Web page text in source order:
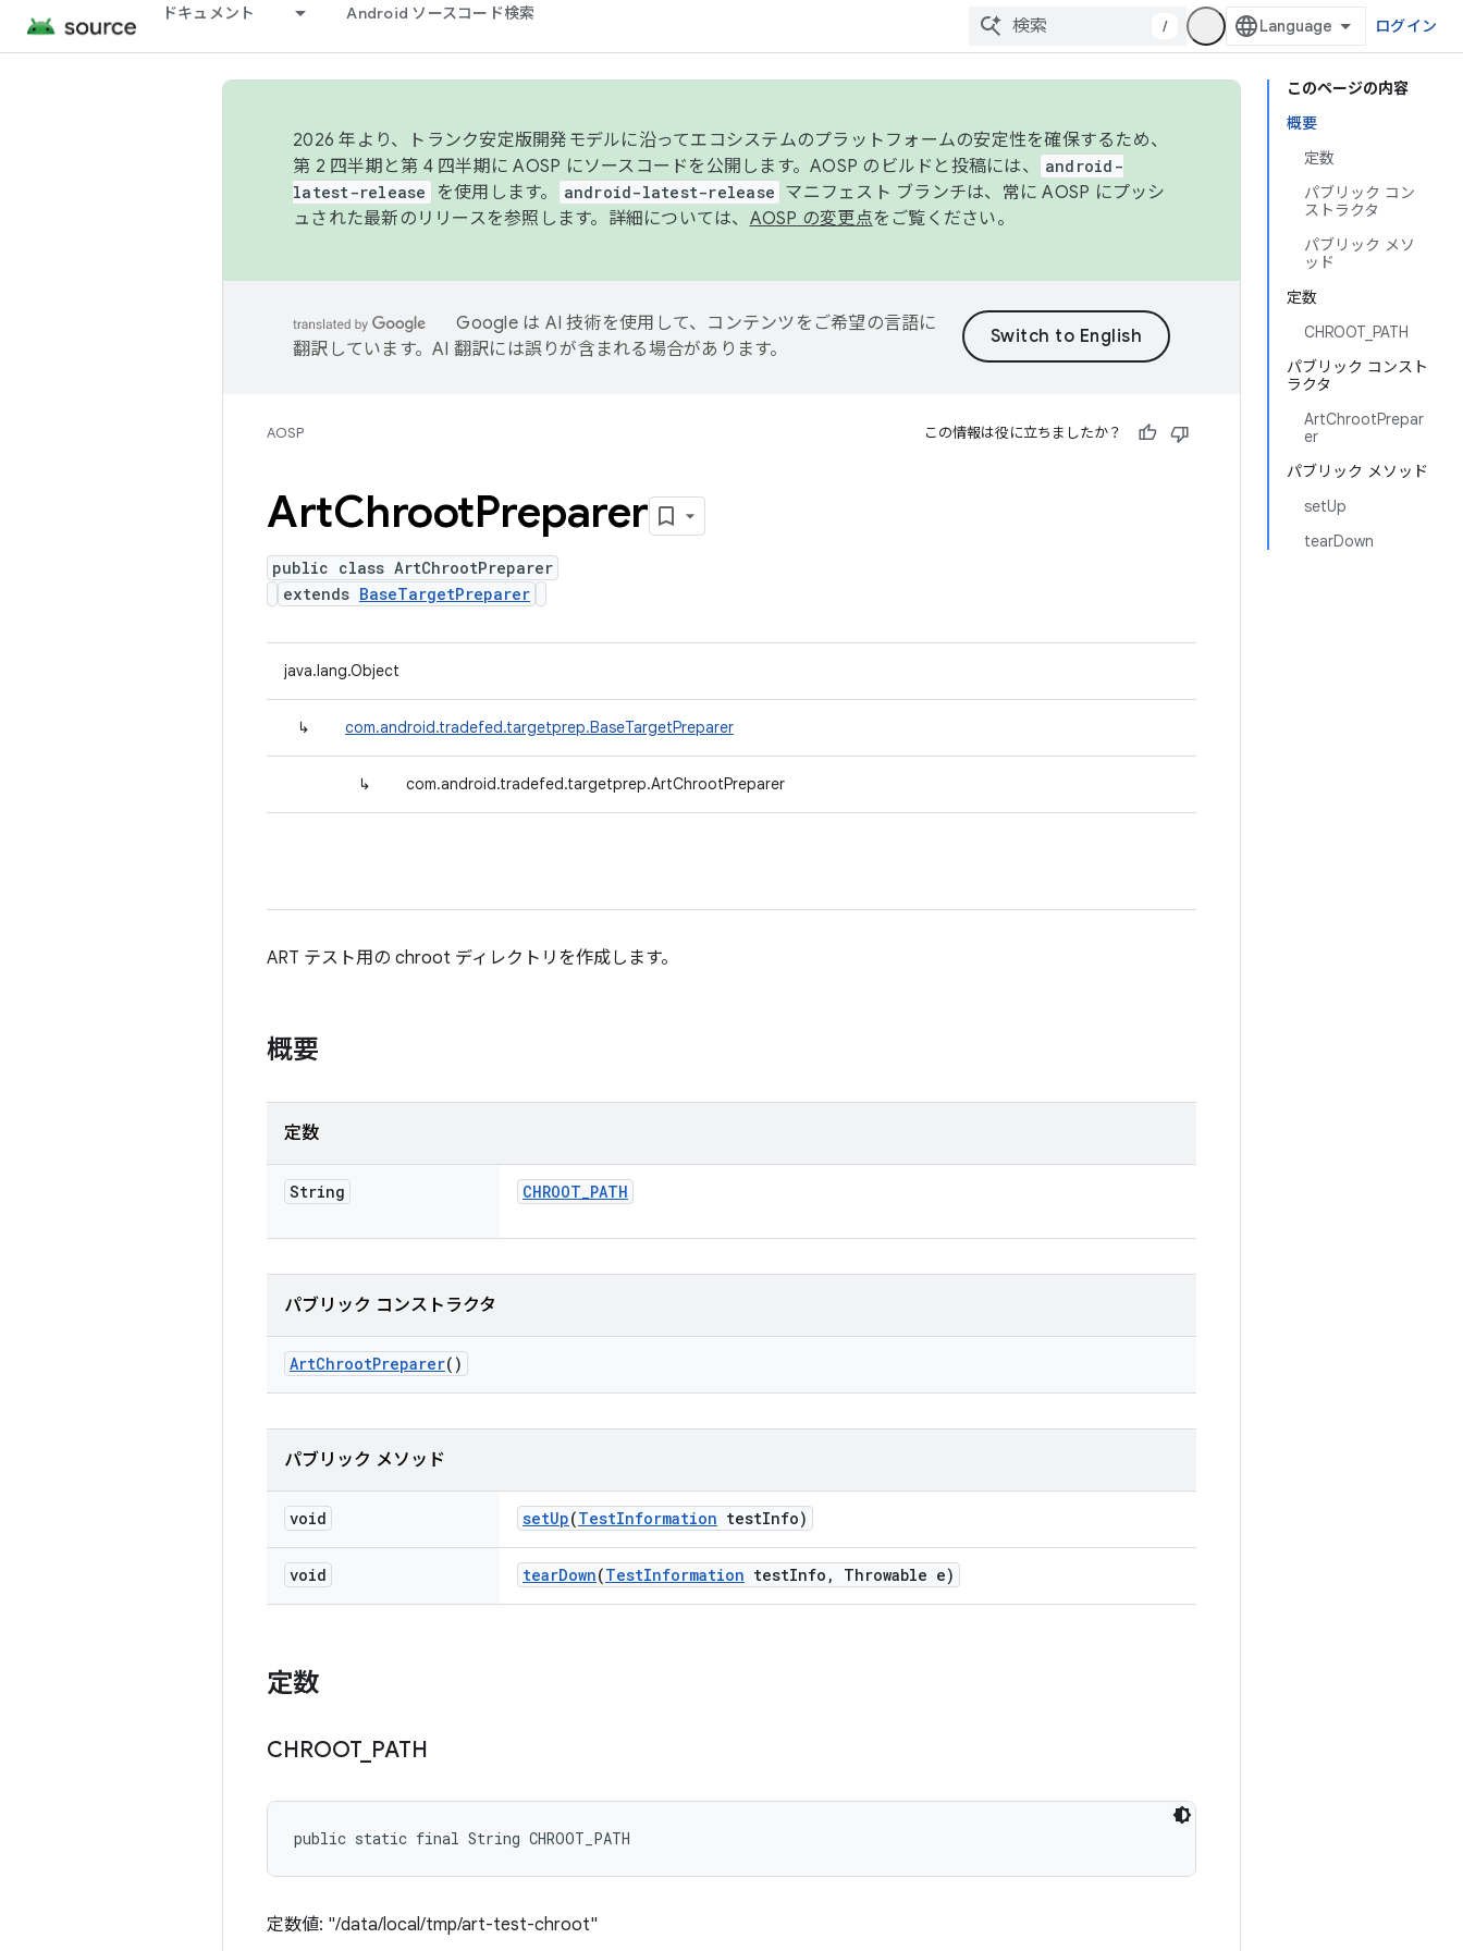
ドキュメント Android ソースコード検索
/ ログイン
このページの内容
概要
定数
パブリック コン
ストラクタ
パブリック メソ
ッド
定数
CHROOT_PATH
パブリック コンスト
ラクタ
ArtChrootPrepar
er
パブリック メソッド
setUp
tearDown
2026 年より、トランク安定版開発モデルに沿ってエコシステムのプラットフォームの安定性を確保するため、
第 2 四半期と第 4 四半期に AOSP にソースコードを公開します。AOSP のビルドと投稿には、
android-
latest-release
を使用します。 android-latest-release マニフェスト ブランチは、常に AOSP にプッシ
ュされた最新のリリースを参照します。詳細については、 AOSP の変更点をご覧ください。
Google は AI 技術を使用して、コンテンツをご希望の言語に
翻訳しています。AI 翻訳には誤りが含まれる場合があります。
AOSP この情報は役に立ちましたか？
ArtChrootPreparer
public class ArtChrootPreparer
extends BaseTargetPreparer
java.lang.Object
↳ com.android.tradefed.targetprep.BaseTargetPreparer
↳ com.android.tradefed.targetprep.ArtChrootPreparer
ART テスト用の chroot ディレクトリを作成します。
概要
定数
String CHROOT_PATH
パブリック コンストラクタ
ArtChrootPreparer()
パブリック メソッド
void setUp(TestInformation testInfo)
void tearDown(TestInformation testInfo , Throwable e)
定数
CHROOT_ PATH
public static final String CHROOT_PATH
定数値: "/data/local/tmp/art-test-chroot"